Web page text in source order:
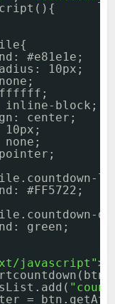
#e81e1e;
10px;
inline-block;
center;
#FF5722;
green;
javascript">
=